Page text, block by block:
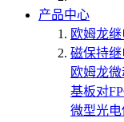
产品中心
欧姆龙
磁保持
欧姆龙
基板对
微型光